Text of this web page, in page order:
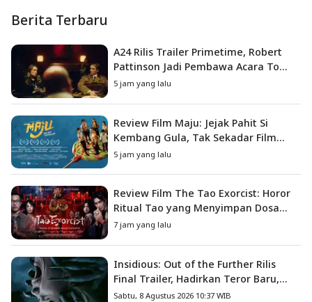
Berita Terbaru
A24 Rilis Trailer Primetime, Robert
Pattinson Jadi Pembawa Acara To
Catch a Predator
5 jam yang lalu
Review Film Maju: Jejak Pahit Si
Kembang Gula, Tak Sekadar Film
Petualangan Anak
5 jam yang lalu
Review Film The Tao Exorcist: Horor
Ritual Tao yang Menyimpan Dosa
Masa Lalu
7 jam yang lalu
Insidious: Out of the Further Rilis
Final Trailer, Hadirkan Teror Baru,
Iblis Kini Masuk ke Dunia Manusia
Sabtu, 8 Agustus 2026 10:37 WIB